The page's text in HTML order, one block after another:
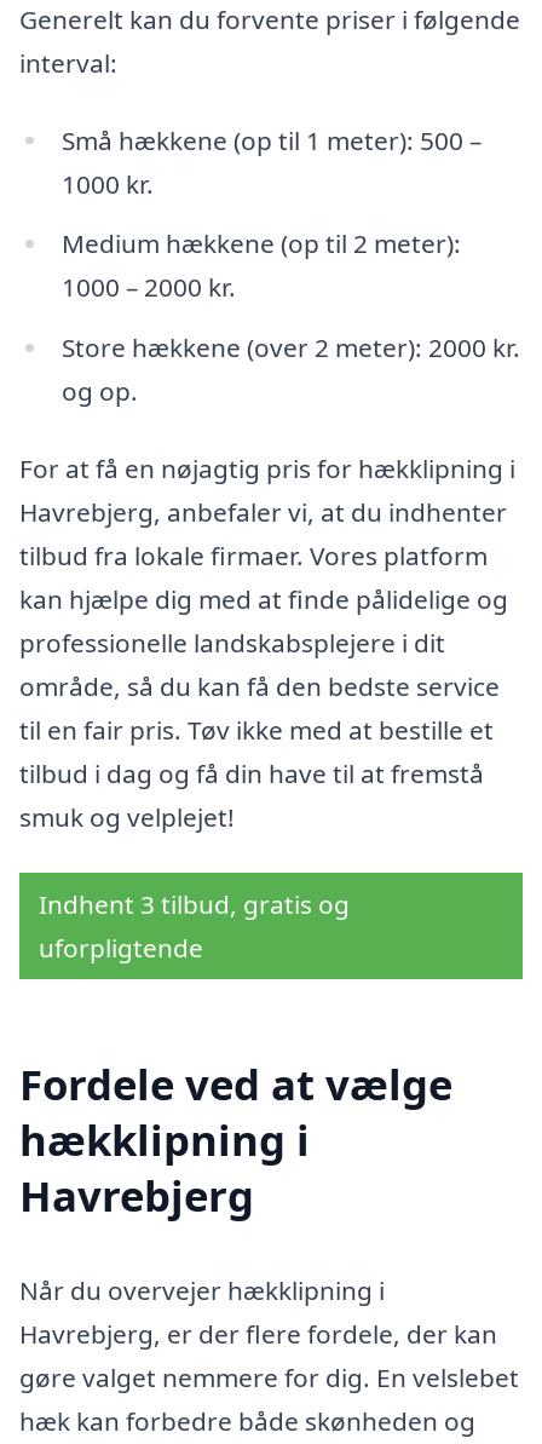
Generelt kan du forvente priser i følgende
interval:
Små hækkene (op til 1 meter): 500 –
1000 kr.
Medium hækkene (op til 2 meter):
1000 – 2000 kr.
Store hækkene (over 2 meter): 2000 kr.
og op.
For at få en nøjagtig pris for hækklipning i
Havrebjerg, anbefaler vi, at du indhenter
tilbud fra lokale firmaer. Vores platform
kan hjælpe dig med at finde pålidelige og
professionelle landskabsplejere i dit
område, så du kan få den bedste service
til en fair pris. Tøv ikke med at bestille et
tilbud i dag og få din have til at fremstå
smuk og velplejet!
Indhent 3 tilbud, gratis og
uforpligtende
Fordele ved at vælge
hækklipning i
Havrebjerg
Når du overvejer hækklipning i
Havrebjerg, er der flere fordele, der kan
gøre valget nemmere for dig. En velslebet
hæk kan forbedre både skønheden og